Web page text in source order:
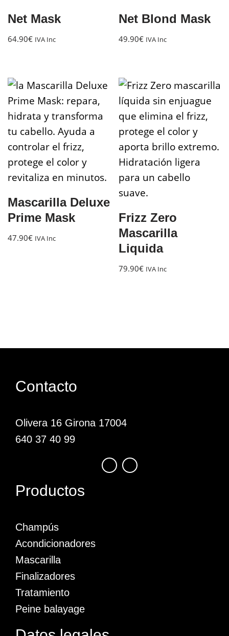
Net Mask
64.90€ IVA Inc
Net Blond Mask
49.90€ IVA Inc
Mascarilla Deluxe
Prime Mask
47.90€ IVA Inc
Frizz Zero
Mascarilla
Liquida
79.90€ IVA Inc
Contacto
Olivera 16 Girona 17004
640 37 40 99
Productos
Champús
Acondicionadores
Mascarilla
Finalizadores
Tratamiento
Peine balayage